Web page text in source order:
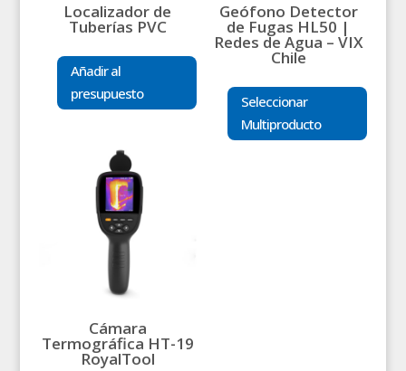
Localizador de
Tuberías PVC
Añadir al
presupuesto
Geófono Detector
de Fugas HL50 |
Redes de Agua – VIX
Chile
Seleccionar
Multiproducto
Cámara
Termográfica HT-19
RoyalTool